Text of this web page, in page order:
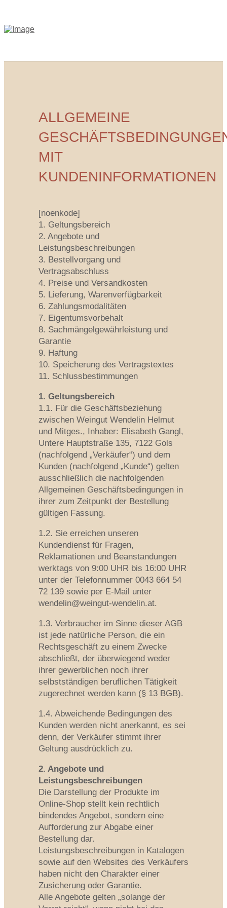
ALLGEMEINE
MIT
KUNDENINFORMATIONEN
[noenkode]
1. Geltungsbereich
2. Angebote und
Leistungsbeschreibungen
3. Bestellvorgang und
Vertragsabschluss
4. Preise und Versandkosten
5. Lieferung, Warenverfügbarkeit
6. Zahlungsmodalitäten
7. Eigentumsvorbehalt
8. Sachmängelgewährleistung und
Garantie
9. Haftung
10. Speicherung des Vertragstextes
11. Schlussbestimmungen
1. Geltungsbereich
1.1. Für die Geschäftsbeziehung
zwischen Weingut Wendelin Helmut
und Mitges., Inhaber: Elisabeth Gangl,
Untere Hauptstraße 135, 7122 Gols
(nachfolgend „Verkäufer“) und dem
Kunden (nachfolgend „Kunde“) gelten
ausschließlich die nachfolgenden
Allgemeinen Geschäftsbedingungen in
ihrer zum Zeitpunkt der Bestellung
gültigen Fassung.
1.2. Sie erreichen unseren
Kundendienst für Fragen,
Reklamationen und Beanstandungen
werktags von 9:00 UHR bis 16:00 UHR
unter der Telefonnummer 0043 664 54
72 139 sowie per E-Mail unter
wendelin@weingut-wendelin.at.
1.3. Verbraucher im Sinne dieser AGB
ist jede natürliche Person, die ein
Rechtsgeschäft zu einem Zwecke
abschließt, der überwiegend weder
ihrer gewerblichen noch ihrer
selbstständigen beruflichen Tätigkeit
zugerechnet werden kann (§ 13 BGB).
1.4. Abweichende Bedingungen des
Kunden werden nicht anerkannt, es sei
denn, der Verkäufer stimmt ihrer
Geltung ausdrücklich zu.
2. Angebote und
Leistungsbeschreibungen
Die Darstellung der Produkte im
Online-Shop stellt kein rechtlich
bindendes Angebot, sondern eine
Aufforderung zur Abgabe einer
Bestellung dar.
Leistungsbeschreibungen in Katalogen
sowie auf den Websites des Verkäufers
haben nicht den Charakter einer
Zusicherung oder Garantie.
Alle Angebote gelten „solange der